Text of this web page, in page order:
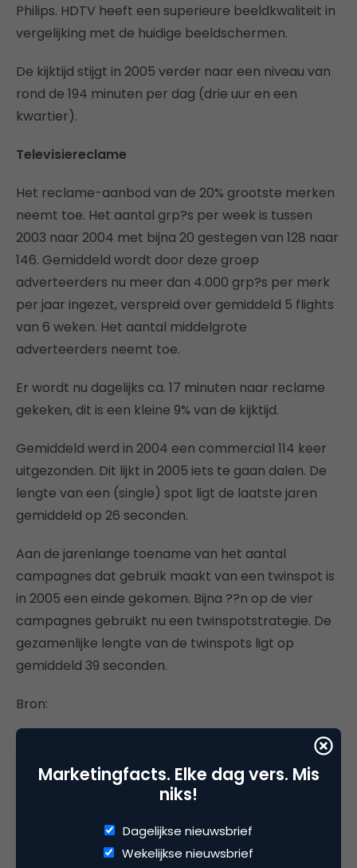
Philips. HDTV heeft een superieure beeldkwaliteit in
vergelijking met de huidige beeldschermen.
De kijktijd stijgt in 2005 verder naar een niveau van
rond de 194 minuten per dag (drie uur en een
kwartier).
Televisiereclame
Het reclame-aanbod van de 20% grootste merken
neemt toe. Het aantal grp?s per week is tussen
2003 naar 2004 met bijna 20 gestegen van 128 naar
146. Gemiddeld wordt door deze groep
adverteerders nu meer dan 4.000 grp?s per merk
per jaar ingezet, verspreid over gemiddeld 5 flights
van 6 weken. Het aantal middelgrote
adverteerders neemt toe.
Er wordt nu dagelijks ca. 17 minuten naar reclame
gekeken, dit is een kleine 9% van de kijktijd.
Gemiddeld werd in 2004 een commercial 114 keer
uitgezonden. Dit lijkt in 2005 iets te gaan dalen. De
lengte van een (single) spot ligt de laatste jaren
gemiddeld op 26 seconden.
Aan de jarenlange toename van het aantal
campagnes dat gebruik maakt van een twinspot is
in 2005 een einde gekomen. Bijna ??n op de vier
campagnes gebruikt nu een twinspotstrategie. De
gezamenlijke lengte van de twinspots ligt op
gemiddeld 39 seconden.
Bron:
Deel dit artikel
Marketingfacts. Elke dag vers. Mis
niks!
Dagelijkse nieuwsbrief
Wekelijkse nieuwsbrief